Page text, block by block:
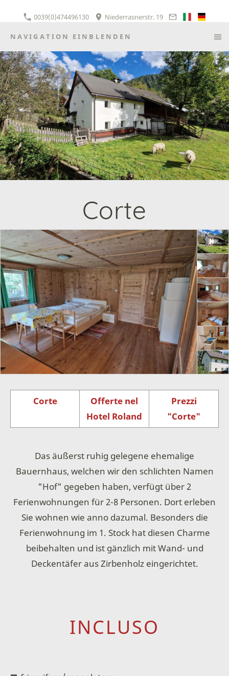
0039(0)474496130 Niederrasnerstr. 19
NAVIGATION EINBLENDEN
Corte
Corte
Offerte nel
Hotel Roland
Prezzi
"Corte"
Das äußerst ruhig gelegene ehemalige
Bauernhaus, welchen wir den schlichten Namen
"Hof" gegeben haben, verfügt über 2
Ferienwohnungen für 2-8 Personen. Dort erleben
Sie wohnen wie anno dazumal. Besonders die
Ferienwohnung im 1. Stock hat diesen Charme
beibehalten und ist gänzlich mit Wand- und
Deckentäfer aus Zirbenholz eingerichtet.
INCLUSO